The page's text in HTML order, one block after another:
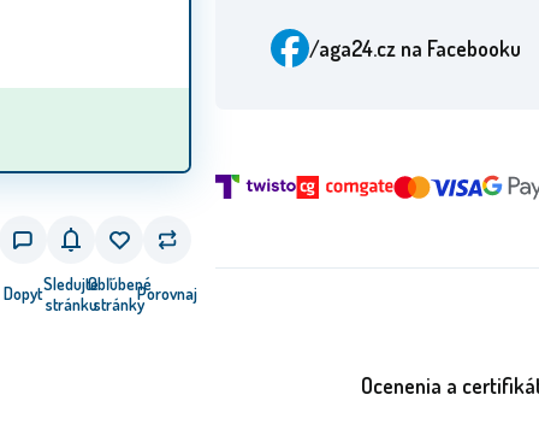
DopytSledujte
stránku
Obľúbené
stránkyPorovnaj
/aga24.cz na Facebooku
Ocenenia a